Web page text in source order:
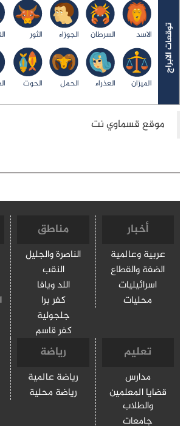
الاسد السرطان الجوزاء الثور
الميزان العذراء الحمل الحوت
أخبار
عربية وعالمية
الضفة والقطاع
اسرائيليات
محليات
مناطق
الناصرة والجليل
النقب
اللد ويافا
كفر برا
جلجولية
كفر قاسم
تعليم
مدارس
قضايا المعلمين
والطلاب
جامعات
رياضة
رياضة عالمية
رياضة محلية